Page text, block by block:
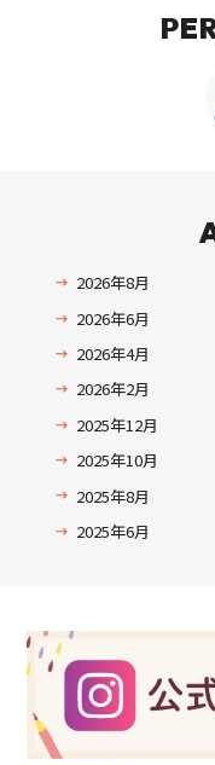
2026年8月
2026年6月
2026年4月
2026年2月
2025年12月
2025年10月
2025年8月
2025年6月